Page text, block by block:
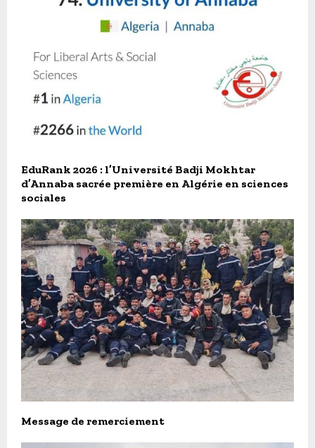
EduRank 2026 : l’Université Badji Mokhtar
d’Annaba sacrée première en Algérie en sciences
sociales
Message de remerciement